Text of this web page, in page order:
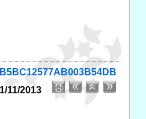
11/2013